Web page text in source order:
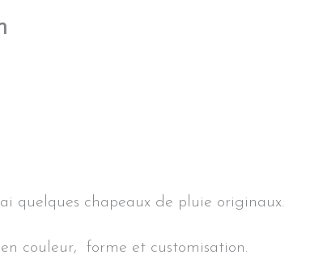
quelques chapeaux de pluie originaux.
couleur, forme et customisation.